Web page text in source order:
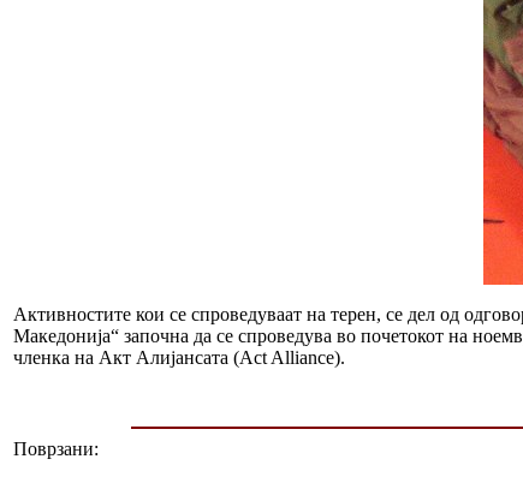
Активностите кои се спроведуваат на терен, се дел од
Македонија“ започна да се спроведува во почетокот на
членка на Акт Алијансата (Act Alliance).
Поврзани: